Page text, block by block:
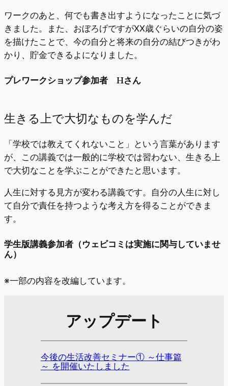
ワークのあと、何でも書き出すようになったことに気づ
きました。また、おぼろげですがXX歳ぐらいの自分の姿
を描けたことで、今の自分と将来の自分の結びつきがわ
かり、貯金できるよになりました。
プレワークショップ参加者 Hさん
生きる上で大切なものを学んだ
「学校では教えてくれないこと」という言葉があります
が、この講義では一般的に学校では習わない、生きる上
で大切なことを学ぶことができたと思います。
人生に対する見方が変わる講義です。自分の人生に対し
て自分で責任を持つような考え方を得ることができま
す。
学生版講義参加者（ウェビコミは実施に関与していませ
ん）
※一部の内容を改編しています。
アップデート
今後の生活改善セミナー① ～仕事篇
～ を開催いたしました